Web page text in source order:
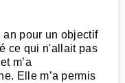
an pour un objectif
ce qui n'allait pas
m’a
Elle m’a permis